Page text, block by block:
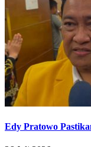
Edy Pratowo